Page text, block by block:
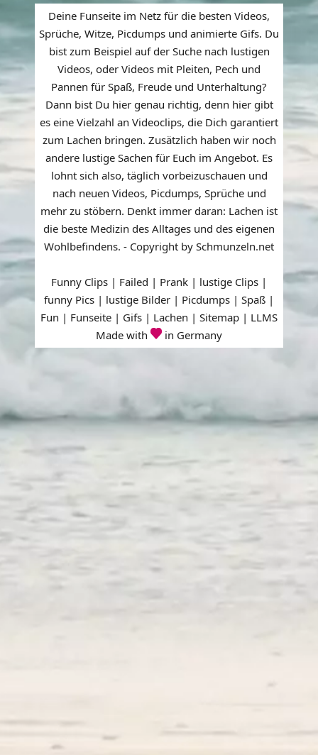
Deine Funseite im Netz für die besten Videos,
Sprüche, Witze, Picdumps und animierte Gifs. Du
bist zum Beispiel auf der Suche nach lustigen
Videos, oder Videos mit Pleiten, Pech und
Pannen für Spaß, Freude und Unterhaltung?
Dann bist Du hier genau richtig, denn hier gibt
es eine Vielzahl an Videoclips, die Dich garantiert
zum Lachen bringen. Zusätzlich haben wir noch
andere lustige Sachen für Euch im Angebot. Es
lohnt sich also, täglich vorbeizuschauen und
nach neuen Videos, Picdumps, Sprüche und
mehr zu stöbern. Denkt immer daran: Lachen ist
die beste Medizin des Alltages und des eigenen
Wohlbefindens. - Copyright by Schmunzeln.net
Funny Clips | Failed | Prank | lustige Clips |
funny Pics | lustige Bilder | Picdumps | Spaß |
Fun | Funseite | Gifs | Lachen | Sitemap | LLMS
Made with
in Germany